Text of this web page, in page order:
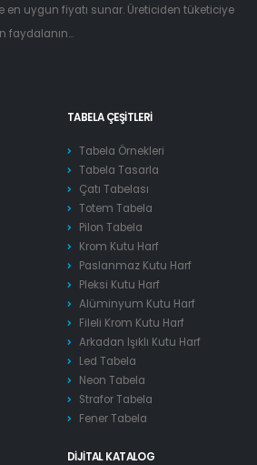
en uygun fiyatı sunar. Üreticiden tüketiciye
faydalanın...
TABELA ÇEŞITLERI
Tabela Örnekleri
Tabela Tasarla
Çatı Tabelası
Totem Tabela
Pilon Tabela
Krom Kutu Harf
Paslanmaz Kutu Harf
Pleksi Kutu Harf
Alüminyum Kutu Harf
Fileli Krom Kutu Harf
Arkadan Işıklı Kutu Harf
Led Tabela
Neon Tabela
Strafor Tabela
Fener Tabela
DIJITAL KATALOG